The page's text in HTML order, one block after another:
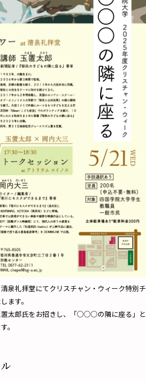
泉礼拝堂にてクリスチャン・ウィーク特別チ
ます。
置太郎氏をお招きし、「○○○の隣に座る」と
。